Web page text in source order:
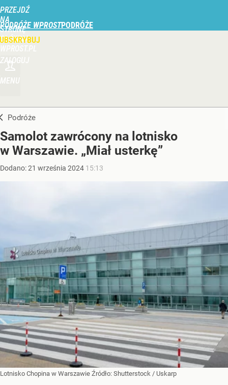
PRZEJDŹ
NA
STRONĘ
GŁÓWNĄ
PODRÓŻE WPROST
ZALOGUJ
MENU
Podróże
Samolot zawrócony na lotnisko
w Warszawie. „Miał usterkę”
Dodano:21 września 2024 15:13
Lotnisko Chopina w Warszawie Źródło: Shutterstock / Uskarp